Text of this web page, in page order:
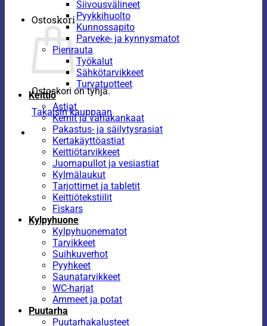
Ostoskori
Ostoskori on tyhjä.
Takaisin kauppaan
Siivousvälineet
Pyykkihuolto
Kunnossapito
Parveke- ja kynnysmatot
Pienrauta
Työkalut
Sähkötarvikkeet
Turvatuotteet
Keittiö
Astiat
Kernit ja vahakankaat
Pakastus- ja säilytysrasiat
Kertakäyttöastiat
Keittiötarvikkeet
Juomapullot ja vesiastiat
Kylmälaukut
Tarjottimet ja tabletit
Keittiötekstiilit
Fiskars
Kylpyhuone
Kylpyhuonematot
Tarvikkeet
Suihkuverhot
Pyyhkeet
Saunatarvikkeet
WC-harjat
Ammeet ja potat
Puutarha
Puutarhakalusteet